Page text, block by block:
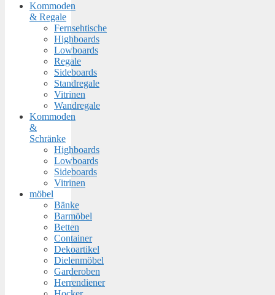
Kommoden
& Regale
Fernsehtische
Highboards
Lowboards
Regale
Sideboards
Standregale
Vitrinen
Wandregale
Kommoden
&
Schränke
Highboards
Lowboards
Sideboards
Vitrinen
möbel
Bänke
Barmöbel
Betten
Container
Dekoartikel
Dielenmöbel
Garderoben
Herrendiener